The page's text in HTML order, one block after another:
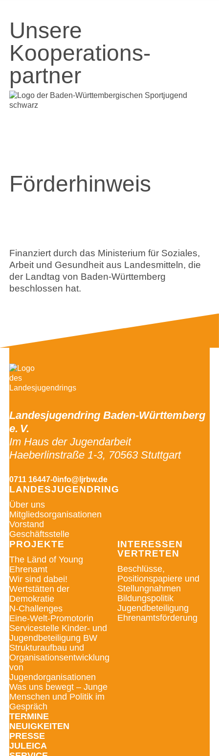
Unsere
Kooperations­
partner
Förderhinweis
Finanziert durch das Ministerium für Soziales,
Arbeit und Gesundheit aus Landesmitteln, die
der Landtag von Baden-Württemberg
beschlossen hat.
Landesjugendring Baden-Württemberg
e. V.
Im Haus der Jugendarbeit
Haeberlinstraße 1-3, 70563 Stuttgart
0711 16447-0info@ljrbw.de
LANDESJUGENDRING
Über uns
Mitgliedsorganisationen
Vorstand
Geschäftsstelle
PROJEKTE
The Länd of Young
Ehrenamt
Wir sind dabei!
Wertstätten der
Demokratie
N-Challenges
Eine-Welt-Promotorin
Servicestelle Kinder- und
Jugendbeteiligung BW
Strukturaufbau und
Organisationsentwicklung
von
Jugendorganisationen
Was uns bewegt – Junge
Menschen und Politik im
Gespräch
INTERESSEN
VERTRETEN
Beschlüsse,
Positionspapiere und
Stellungnahmen
Bildungspolitik
Jugendbeteiligung
Ehrenamtsförderung
TERMINE
NEUIGKEITEN
PRESSE
JULEICA